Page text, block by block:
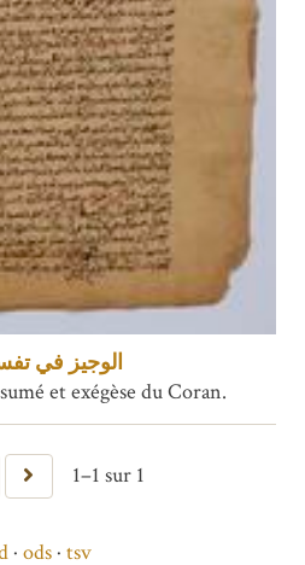
الوجيز في
et exégèse du Coran.
1–1 sur 1
ods tsv